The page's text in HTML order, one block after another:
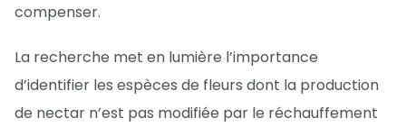
compenser.
La recherche met en lumière l’importance
d’identifier les espèces de fleurs dont la production
de nectar n’est pas modifiée par le réchauffement